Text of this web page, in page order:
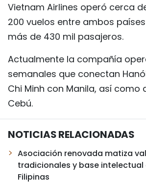
Vietnam Airlines operó cerca
200 vuelos entre ambos
más de 430 mil pasajeros.
Actualmente la compañía
semanales que conectan
Chi Minh con Manila, así como
Cebú.
NOTICIAS RELACIONADAS
Asociación renovada matiza
tradicionales y base intelectual
Filipinas